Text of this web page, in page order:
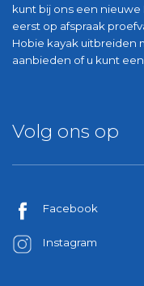
kunt bij ons een nieuwe
eerst op afspraak
Hobie kayak uitbreiden
aanbieden of u kunt
Volg ons op
Facebook
Instagram